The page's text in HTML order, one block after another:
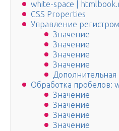
white-space |
CSS Properties
Управление
Значение
Значение
Значение
Значение
Обработка пробелов:
Значение
Значение
Значение
Значение